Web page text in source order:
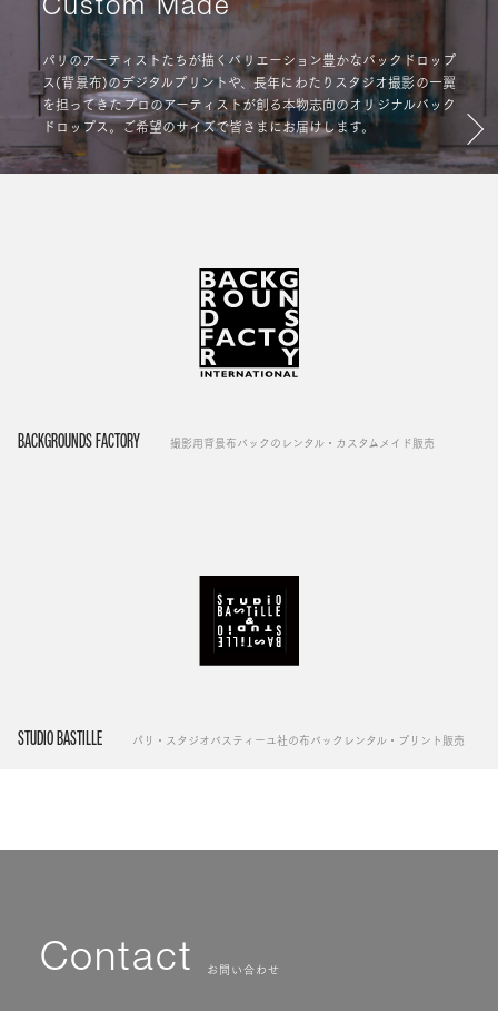
Custom Made
パリのアーティストたちが描くバリエーション豊かなバックドロップ
ス(背景布)のデジタルプリントや、長年にわたりスタジオ撮影の一翼
を担ってきたプロのアーティストが創る本物志向のオリジナルバック
ドロップス。ご希望のサイズで皆さまにお届けします。
BACKGROUNDS FACTORY 撮影用背景布バックのレンタル・カスタムメイド販売
STUDIO BASTILLE パリ・スタジオバスティーユ社の布バックレンタル・プリント販売
Contact お問い合わせ